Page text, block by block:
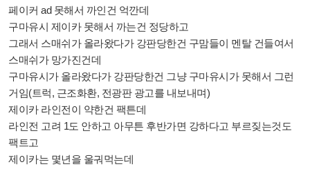
페이커 ad 못해서 까인건 억깐데
구마유시 제이카 못해서 까는건 정당하고
그래서 스매쉬가 올라왔다가 강판당한건 구맘들이 멘탈 건들여서
스매쉬가 망가진건데
구마유시가 올라왔다가 강판당한건 그냥 구마유시가 못해서 그런
거임(트럭, 근조화환, 전광판 광고를 내보내며)
제이카 라인전이 약한건 팩튼데
라인전 고려 1도 안하고 아무튼 후반가면 강하다고 부르짖는것도
팩트고
제이카는 몇년을 울궈먹는데